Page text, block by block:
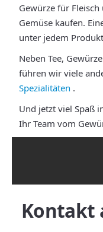
Gewürze für Fleisch
Gemüse kaufen.
unter jedem
Neben Tee,
führen wir viele
Spezialitäten .
Und jetzt viel Spaß
Ihr Team vom
Kontakt